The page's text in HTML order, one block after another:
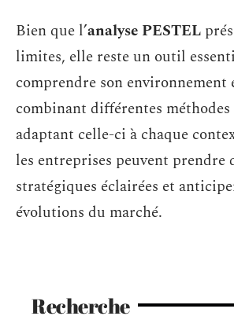
Bien que l’analyse PESTEL
limites, elle reste un outil
comprendre son environnement
combinant différentes méthodes
adaptant celle-ci à chaque
les entreprises peuvent prendre
stratégiques éclairées et
évolutions du marché.
Recherche